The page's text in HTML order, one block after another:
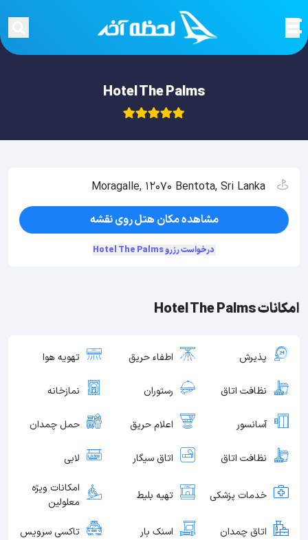
Hotel The Palms
امکانات Hotel The Palms
پذیرش اطفاء حریق تهویه هوا
نظافت اتاق رستوران نمازخانه
آسانسور اعلام حریق حمل چمدان
نظافت اتاق اتاق سیگار لابی
خدمات پزشکی تهیه بلیط
امکانات ویژه
معلولین
اتاق چمدان اسنک بار تاکسی سرویس
Moragalle, 12070 Bentota, Sri Lanka
مشاهده مکان هتل روی نقشه
درخواست رزرو Hotel The Palms